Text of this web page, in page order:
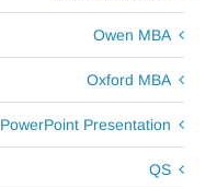
Owen MBA
Oxford MBA
PowerPoint Presentation
QS